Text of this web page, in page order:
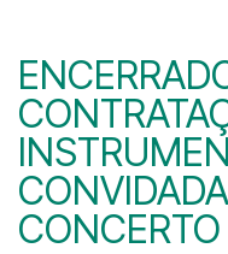
CONCERTO